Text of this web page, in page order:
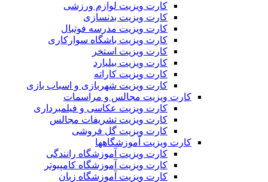
کارت ویزیت لوازم ورزشی
کارت ویزیت بدنسازی
کارت ویزیت مدرسه فوتبال
کارت ویزیت باشگاه سوارکاری
کارت ویزیت استخر
کارت ویزیت بیلیارد
کارت ویزیت کاراته
کارت ویزیت شهربازی و اسباب بازی
کارت ویزیت مجالس و مراسمات
کارت ویزیت عکاسی و فیلمبرداری
کارت ویزیت تشریفات مجالس
کارت ویزیت گل فروشی
کارت ویزیت آموزشگاهها
کارت ویزیت آموزشگاه رانندگی
کارت ویزیت آموزشگاه کامپیوتر
کارت ویزیت آموزشگاه زبان